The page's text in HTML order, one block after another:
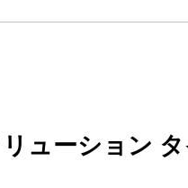
ューション